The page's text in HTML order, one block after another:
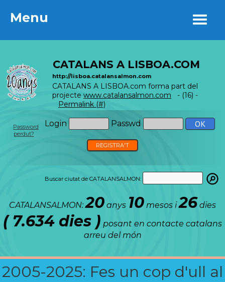
Menu
CATALANS A LISBOA.COM
http://lisboa.catalansalmon.com
CATALANS A LISBOA.com forma part del
projecte www.catalansalmon.com - (16) -
Permalink (#)
Login Passwd
Password
perdut?
REGISTRA'T
Buscar ciutat de CATALANSALMON:
CATALANSALMON:20 anys 10 mesos i26 dies
( 7.634 dies ) posant en contacte catalans
arreu del món
2005-2025: Fes un cop d'ull al
Menu